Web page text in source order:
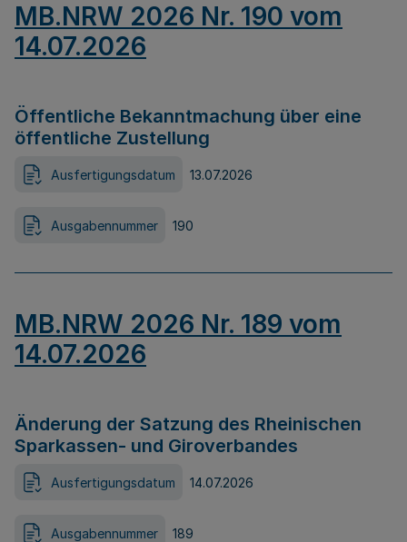
MB.NRW 2026 Nr. 190 vom
14.07.2026
Öffentliche Bekanntmachung über eine
öffentliche Zustellung
Ausfertigungsdatum 13.07.2026
Ausgabennummer 190
MB.NRW 2026 Nr. 189 vom
14.07.2026
Änderung der Satzung des Rheinischen
Sparkassen- und Giroverbandes
Ausfertigungsdatum 14.07.2026
Ausgabennummer 189